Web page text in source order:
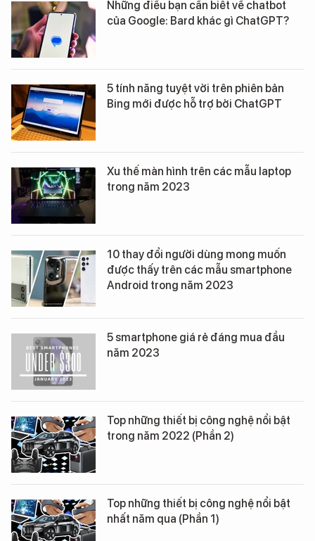
Những điều bạn cần biết về chatbot
của Google: Bard khác gì ChatGPT?
5 tính năng tuyệt vời trên phiên bản
Bing mới được hỗ trợ bởi ChatGPT
Xu thế màn hình trên các mẫu laptop
trong năm 2023
10 thay đổi người dùng mong muốn
được thấy trên các mẫu smartphone
Android trong năm 2023
5 smartphone giá rẻ đáng mua đầu
năm 2023
Top những thiết bị công nghệ nổi bật
trong năm 2022 (Phần 2)
Top những thiết bị công nghệ nổi bật
nhất năm qua (Phần 1)